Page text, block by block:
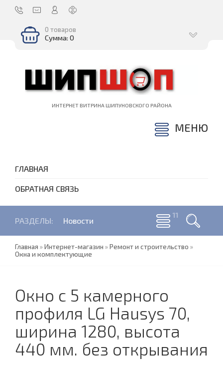
0 товаров
Сумма: 0
ИНТЕРНЕТ ВИТРИНА ШИПУНОВСКОГО РАЙОНА
МЕНЮ
ГЛАВНАЯ
ОБРАТНАЯ СВЯЗЬ
РАЗДЕЛЫ: Новости
Главная »Интернет-магазин »Ремонт и строительство »
Окна и комплектующие
Окно с 5 камерного
профиля LG Hausys 70,
ширина 1280, высота
440 мм. без открывания